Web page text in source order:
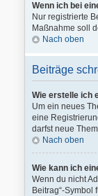
Wenn ich bei
Nur registrierte
Maßnahme soll
Nach oben
Beiträge
Wie erstelle ich
Um ein neues
eine
darfst neue
Nach oben
Wie kann ich
Wenn du nicht
Beitrag“-